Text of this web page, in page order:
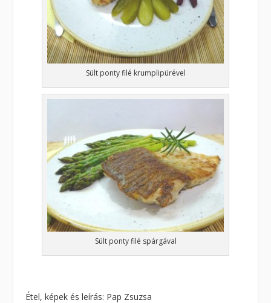
Sült ponty filé krumplipürével
Sült ponty filé spárgával
Étel, képek és leírás: Pap Zsuzsa